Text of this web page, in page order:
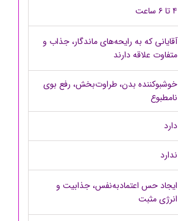
۴ تا ۶ ساعت
آقایانی که به رایحه‌های ماندگار، جذاب و
متفاوت علاقه دارند
خوشبوکننده بدن، طراوت‌بخش، رفع بوی
نامطبوع
دارد
ندارد
ایجاد حس اعتمادبه‌نفس، جذابیت و
انرژی مثبت